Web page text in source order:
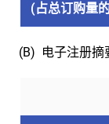
(占总订购量
(B) 电子注册摘